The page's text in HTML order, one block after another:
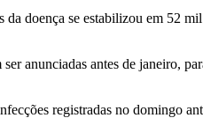
da doença se estabilizou em 52
anunciadas antes de janeiro,
registradas no domingo